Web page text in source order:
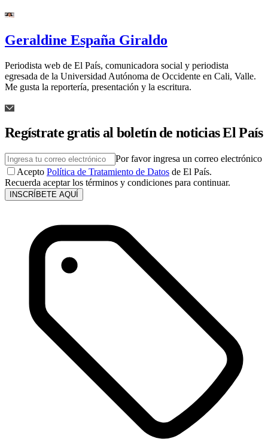
Geraldine España Giraldo
Periodista web de El País, comunicadora social y periodista
egresada de la Universidad Autónoma de Occidente en Cali, Valle.
Me gusta la reportería, presentación y la escritura.
Regístrate gratis al boletín de noticias El País
Por favor ingresa un correo electrónico
Acepto Política de Tratamiento de Datos de El País.
Recuerda aceptar los términos y condiciones para continuar.
INSCRÍBETE AQUÍ